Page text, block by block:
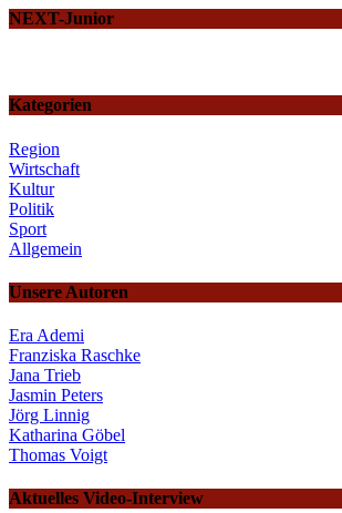
NEXT-Junior
Kategorien
Region
Wirtschaft
Kultur
Politik
Sport
Allgemein
Unsere Autoren
Era Ademi
Franziska Raschke
Jana Trieb
Jasmin Peters
Jörg Linnig
Katharina Göbel
Thomas Voigt
Aktuelles Video-Interview